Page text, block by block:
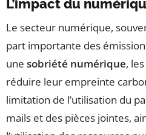
L’impact du
Le secteur numérique,
part importante des
une sobriété numérique,
réduire leur empreinte
limitation de l’utilisation du
mails et des pièces jointes,